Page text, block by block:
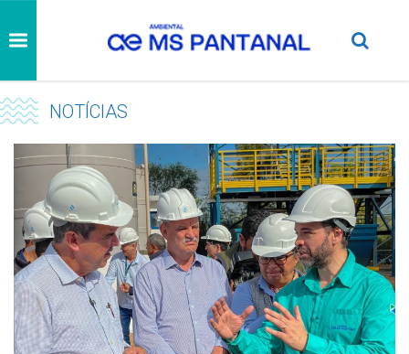
NOTÍCIAS